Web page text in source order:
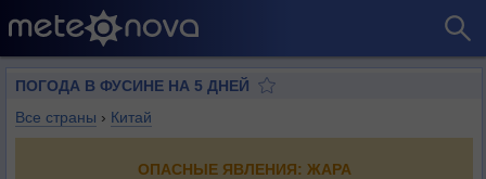
ПОГОДА В ФУСИНЕ НА 5 ДНЕЙ
Все страны › Китай
ОПАСНЫЕ ЯВЛЕНИЯ: ЖАРА